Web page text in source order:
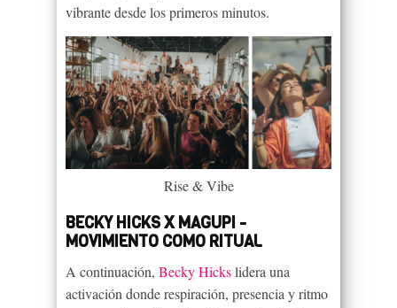
vibrante desde los primeros minutos.
Rise & Vibe
BECKY HICKS X MAGUPI -
MOVIMIENTO COMO RITUAL
A continuación, Becky Hickslidera una
activación donde respiración, presencia y ritmo